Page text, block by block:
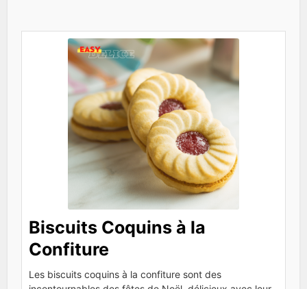
Biscuits Coquins à la
Confiture
Les biscuits coquins à la confiture sont des